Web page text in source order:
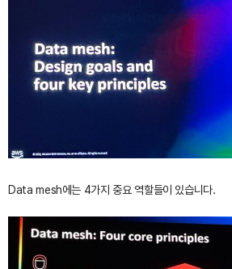
Data mesh에는 4가지 중요 역할들이 있습니다.